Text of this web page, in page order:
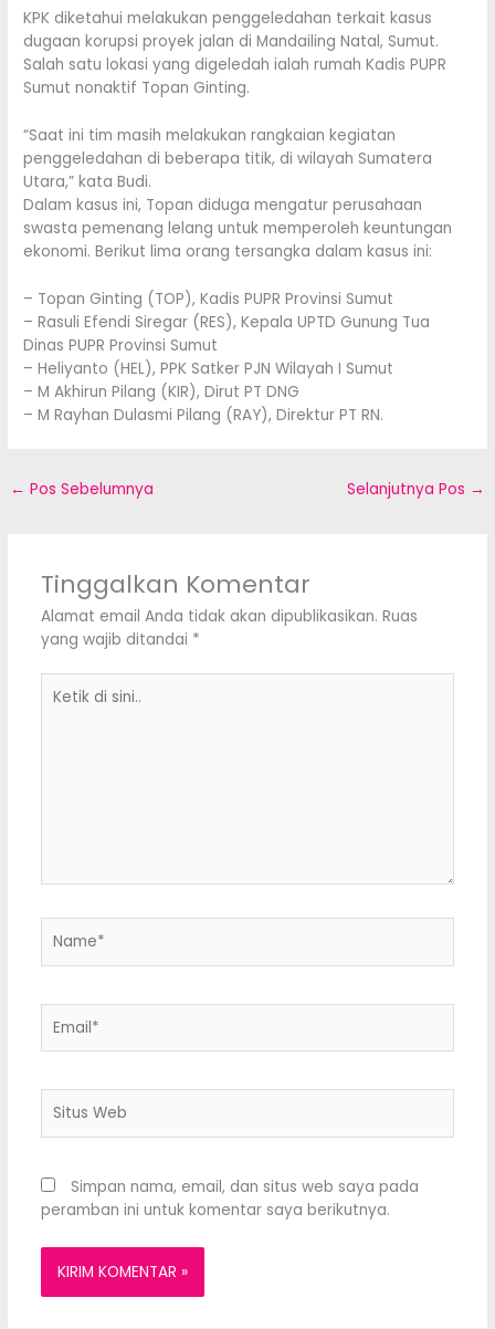
KPK diketahui melakukan penggeledahan terkait kasus
dugaan korupsi proyek jalan di Mandailing Natal, Sumut.
Salah satu lokasi yang digeledah ialah rumah Kadis PUPR
Sumut nonaktif Topan Ginting.
“Saat ini tim masih melakukan rangkaian kegiatan
penggeledahan di beberapa titik, di wilayah Sumatera
Utara,” kata Budi.
Dalam kasus ini, Topan diduga mengatur perusahaan
swasta pemenang lelang untuk memperoleh keuntungan
ekonomi. Berikut lima orang tersangka dalam kasus ini:
– Topan Ginting (TOP), Kadis PUPR Provinsi Sumut
– Rasuli Efendi Siregar (RES), Kepala UPTD Gunung Tua
Dinas PUPR Provinsi Sumut
– Heliyanto (HEL), PPK Satker PJN Wilayah I Sumut
– M Akhirun Pilang (KIR), Dirut PT DNG
– M Rayhan Dulasmi Pilang (RAY), Direktur PT RN.
← Pos Sebelumnya Selanjutnya Pos →
Tinggalkan Komentar
Alamat email Anda tidak akan dipublikasikan. Ruas
yang wajib ditandai *
Web
Simpan nama, email, dan situs web saya pada
peramban ini untuk komentar saya berikutnya.